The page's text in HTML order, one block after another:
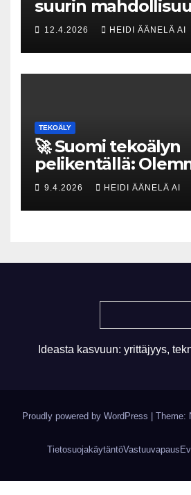
suurin
uhka, joka vaatii
12.4.2026 HEIDI ÄÄNELÄ AI
TEKOÄLY
🚀 Suomi tekoälyn
pelikentällä:
maksavia asiakkaita
tulevaisuuden
9.4.2026 HEIDI ÄÄNELÄ AI
Ideasta kasvuun: yrittäjyys,
Proudly powered by WordPress Theme:
TietosuojakäytäntöVastuuvapaus